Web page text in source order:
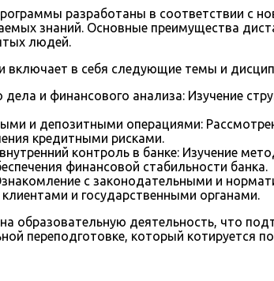
разработаны в соответствии с
знаний. Основные преимущества
людей.
включает в себя следующие темы и
дела и финансового анализа: Изучение
и депозитными операциями:
кредитными рисками.
контроль в банке: Изучение
финансовой стабильности банка.
с законодательными и
и государственными органами.
деятельность, что
переподготовке, который котируется